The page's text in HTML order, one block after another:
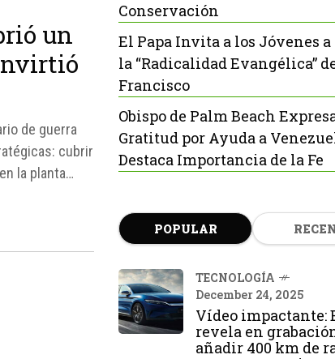
un
de guerra
cubrir
la planta
Conservación
El Papa Invita a los Jóvenes
la “Radicalidad Evangélica”
Francisco
Obispo de Palm Beach
Gratitud por Ayuda a
Destaca Importancia de la Fe
POPULAR
TECNOLOGÍA
December 24, 2025
Vídeo impactante:
revela en
añadir 400 km de